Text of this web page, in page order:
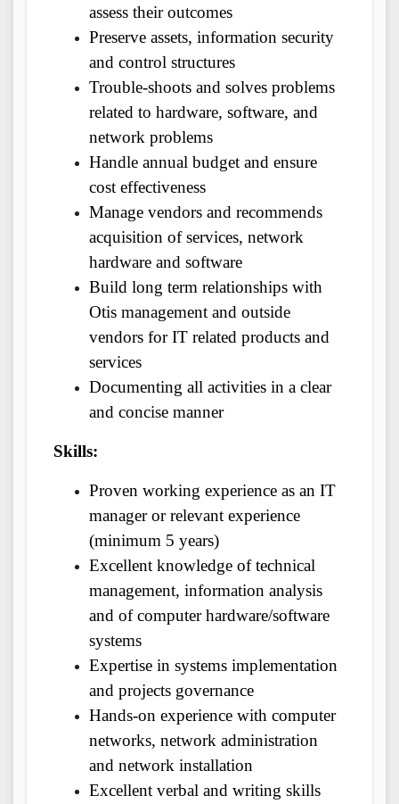
assess their outcomes
Preserve assets, information security
and control structures
Trouble-shoots and solves problems
related to hardware, software, and
network problems
Handle annual budget and ensure
cost effectiveness
Manage vendors and recommends
acquisition of services, network
hardware and software
Build long term relationships with
Otis management and outside
vendors for IT related products and
services
Documenting all activities in a clear
and concise manner
Skills:
Proven working experience as an IT
manager or relevant experience
(minimum 5 years)
Excellent knowledge of technical
management, information analysis
and of computer hardware/software
systems
Expertise in systems implementation
and projects governance
Hands-on experience with computer
networks, network administration
and network installation
Excellent verbal and writing skills